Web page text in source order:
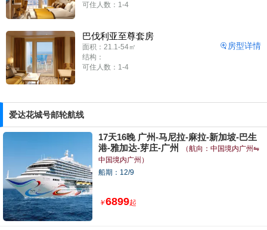
可住人数：1-4
巴伐利亚至尊套房
面积：21.1-54㎡
结构：
可住人数：1-4
房型详情
爱达花城号邮轮航线
17天16晚 广州-马尼拉-麻拉-新加坡-巴生
港-雅加达-芽庄-广州
（航向：中国境内广州⇋
中国境内广州）
船期：12/9
￥6899起